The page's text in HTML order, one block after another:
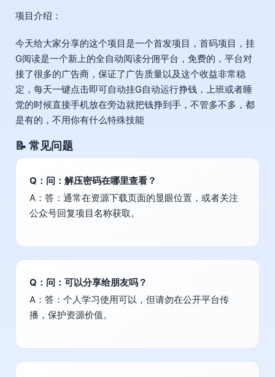
项目介绍：
今天给大家分享的这个项目是一个首发项目，首码项目，挂
G阅读是一个新上的全自动阅读分佣平台，免费的，平台对
接了很多的广告商，保证了广告质量以及这个收益非常稳
定，每天一键点击即可自动挂G自动运行挣钱，上班或者睡
觉的时候直接手机放在旁边就把钱挣到手，不管多不多，都
是有的，不用你有什么特殊技能
📝 常见问题
Q：问：解压密码在哪里查看？
A：答：通常在资源下载页面的显眼位置，或者关注
公众号回复项目名称获取。
Q：问：可以分享给朋友吗？
A：答：个人学习使用可以，但请勿在公开平台传
播，保护资源价值。